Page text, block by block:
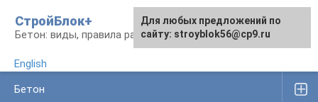
контенту
СтройБлок+
Бетон: виды, правила работы, изделия
English
Бетон
Для любых предложений по
сайту: stroyblok56@cp9.ru
Для любых предложений по
сайту: stroyblok56@cp9.ru